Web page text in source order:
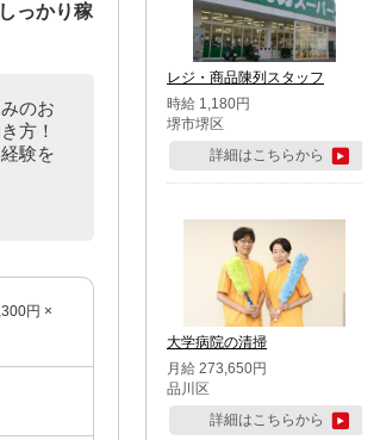
っかり稼
のお
方！
験を
円 ×
レジ・商品陳列スタッフ
時給 1,180円
堺市堺区
詳細はこちらから
大学病院の清掃
月給 273,650円
品川区
詳細はこちらから